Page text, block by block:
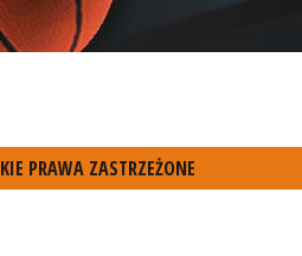
PRAWA ZASTRZEŻONE